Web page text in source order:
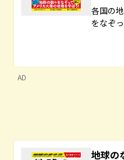
各国の
をなぞ
AD
地球